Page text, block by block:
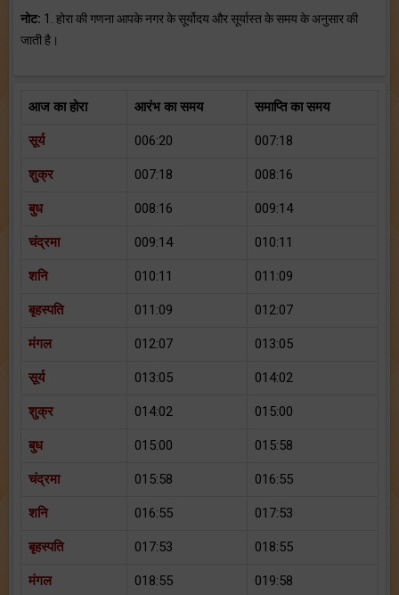
नोट: 1. होरा की गणना आपके नगर के सूर्योदय और सूर्यास्त के समय के अनुसार की
जाती है।
आज का होरा आरंभ का समय समाप्ति का समय
सूर्य 006:20 007:18
शुक्र 007:18 008:16
बुध 008:16 009:14
चंद्रमा 009:14 010:11
शनि 010:11 011:09
बृहस्पति 011:09 012:07
मंगल 012:07 013:05
सूर्य 013:05 014:02
शुक्र 014:02 015:00
बुध 015:00 015:58
चंद्रमा 015:58 016:55
शनि 016:55 017:53
बृहस्पति 017:53 018:55
मंगल 018:55 019:58